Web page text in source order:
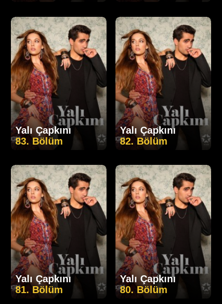
Yalı Çapkını
83. Bölüm
Yalı Çapkını
82. Bölüm
Yalı Çapkını
81. Bölüm
Yalı Çapkını
80. Bölüm